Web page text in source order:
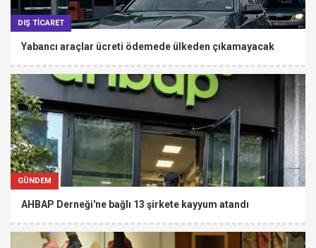
DIŞ TİCARET
Yabancı araçlar ücreti ödemede ülkeden çıkamayacak
GÜNDEM
AHBAP Derneği'ne bağlı 13 şirkete kayyum atandı